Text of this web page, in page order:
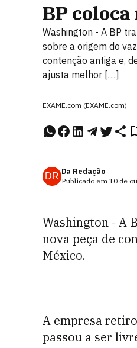
BP
Washington - A BP
sobre a origem do
contenção antiga e,
ajusta melhor […]
EXAME.com (EXAME.com)
DR Da Redação
Publicado em 10 de
Washington - A
nova peça de
México.
A empresa
passou a ser